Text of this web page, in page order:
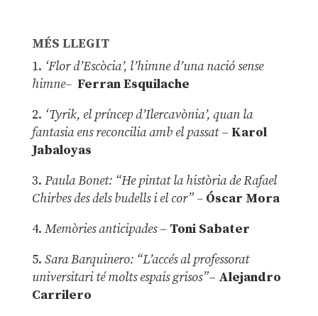
MÉS LLEGIT
1. ‘Flor d’Escòcia’, l’himne d’una nació sense
himne– Ferran Esquilache
2. ‘Tyrik, el príncep d’Ilercavònia’, quan la
fantasia ens reconcilia amb el passat– Karol
Jabaloyas
3. Paula Bonet: “He pintat la història de Rafael
Chirbes des dels budells i el cor” –Óscar Mora
4. Memòries anticipades– Toni Sabater
5. Sara Barquinero: “L’accés al professorat
universitari té molts espais grisos”– Alejandro
Carrilero